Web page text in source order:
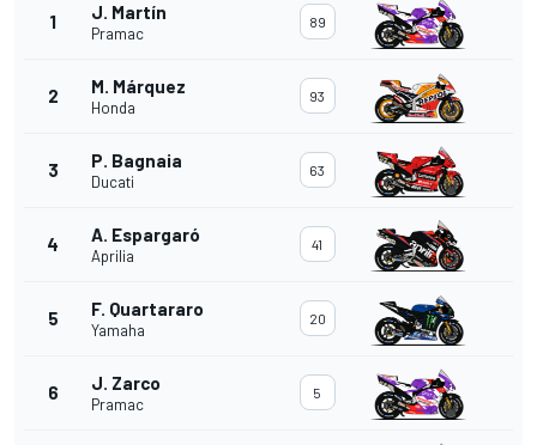
1 J. Martín
Pramac
89
2 M. Márquez
Honda
93
3 P. Bagnaia
Ducati
63
4 A. Espargaró
Aprilia
41
5 F. Quartararo
Yamaha
20
6 J. Zarco
Pramac
5